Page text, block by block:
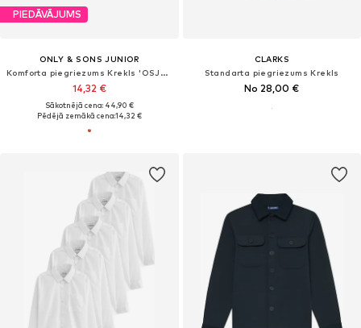
PIEDĀVĀJUMS
ONLY & SONS JUNIOR
Komforta piegriezums Krekls 'OSJJack'
14,32 €
Sākotnējā cena: 44,90 €
Pēdējā zemākā cena:14,32 €
CLARKS
Standarta piegriezums Krekls
No 28,00 €